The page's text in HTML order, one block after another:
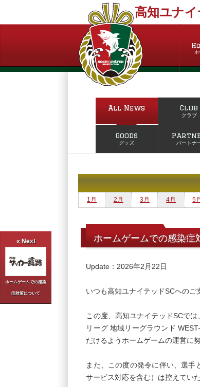
高知ユナ
ホ
« Next
ホームゲームでの感染
症対策について
All News Club
クラブ
Goods
グッズ パートナ
1月 2月 3月 4月 5
ホームゲームでの感染症
Update：2026年2月22日
いつも高知ユナイテッドSCへのご
この度、高知ユナイテッドSCで
リーグ 地域リーグラウンド
だけるようホームゲームの運営に
また、この度の発令に伴い、選
サービス対応を含む）は控えてい